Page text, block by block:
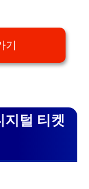
기
지털 티켓